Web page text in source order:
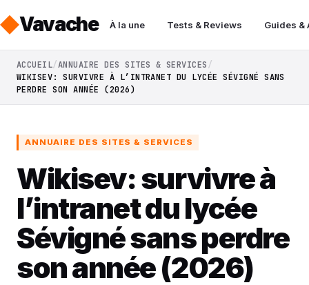
Vavache À la une Tests & Reviews Guides &
ACCUEIL ANNUAIRE DES SITES & SERVICES
WIKISEV: SURVIVRE À L’INTRANET DU LYCÉE SÉVIGNÉ SANS
PERDRE SON ANNÉE (2026)
ANNUAIRE DES SITES & SERVICES
Wikisev: survivre à
l’intranet du lycée
Sévigné sans perdre
son année (2026)